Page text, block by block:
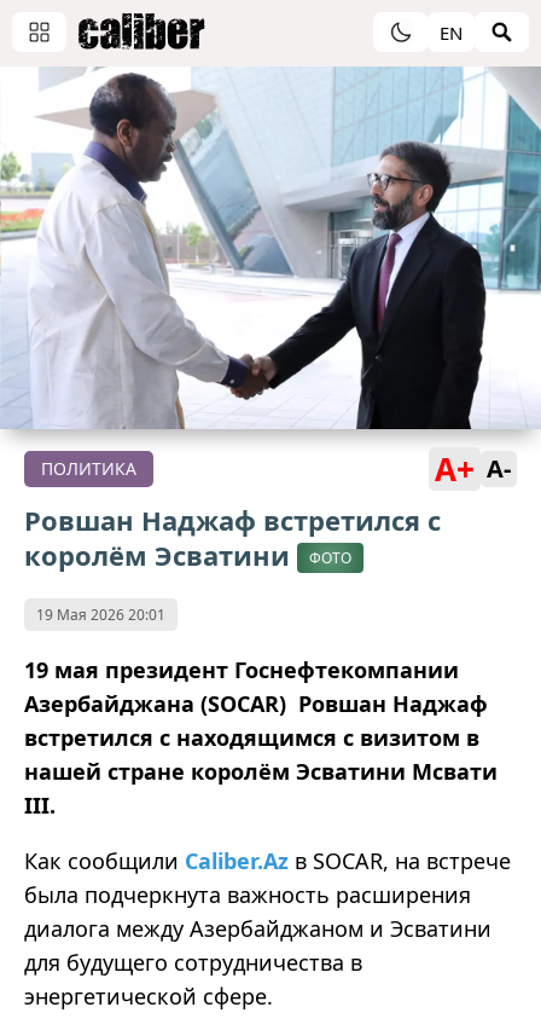
EN
ПОЛИТИКА A+ A-
Ровшан Наджаф встретился с
королём Эсватини
ФОТО
19 Мая 2026 20:01
19 мая президент Госнефтекомпании
Азербайджана (SOCAR) Ровшан Наджаф
встретился с находящимся с визитом в
нашей стране королём Эсватини Мсвати
III.
Как сообщили Caliber.Az в SOCAR, на встрече
была подчеркнута важность расширения
диалога между Азербайджаном и Эсватини
для будущего сотрудничества в
энергетической сфере.